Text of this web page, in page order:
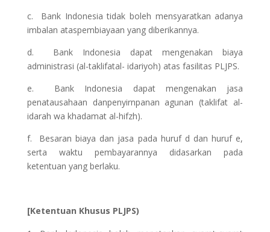
c. Bank Indonesia tidak boleh mensyaratkan adanya
imbalan ataspembiayaan yang diberikannya.
d. Bank Indonesia dapat mengenakan biaya
administrasi (al-taklifatal- idariyoh) atas fasilitas PLJPS.
e. Bank Indonesia dapat mengenakan jasa
penatausahaan danpenyirnpanan agunan (taklifat al-
idarah wa khadamat al-hifzh).
f. Besaran biaya dan jasa pada huruf d dan huruf e,
serta waktu pembayarannya didasarkan pada
ketentuan yang berlaku.
[Ketentuan Khusus PLJPS)